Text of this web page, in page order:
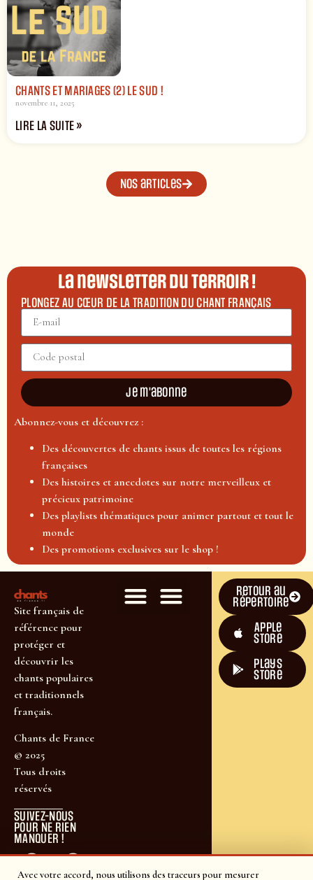
Avec votre accord, nous utilisons des traceurs pour mesurer
CHANTS ET MARIAGES (2) LE SUD !
novembre 11, 2025
LIRE LA SUITE »
Nos articles
La newsletter du terroir !
PLONGEZ AU CŒUR DE LA TRADITION DU CHANT FRANÇAIS
Je m'abonne
Abonnez-vous et découvrez :
Des découvertes de chants issus de toutes les régions
françaises
Des histoires et anecdotes sur notre merveilleux et
précieux patrimoine
Des playlists thématiques pour animer partout et tout le
monde
Des promotions exclusives sur le shop !
Site français de
référence pour
protéger et
découvrir les
chants populaires
et traditionnels
français.
Chants de France
© 2025
Tous droits
réservés
SUIVEZ-NOUS
POUR NE RIEN
MANQUER !
Retour au
répertoire
Apple
Store
plays
store